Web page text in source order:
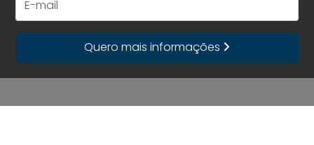
Quero mais informações